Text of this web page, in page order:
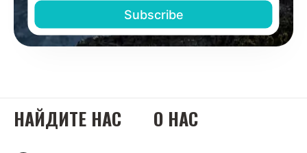
НАЙДИТЕ НАС О НАС